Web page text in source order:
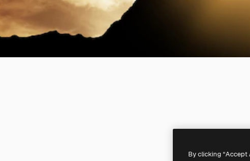
By clicking “Accept